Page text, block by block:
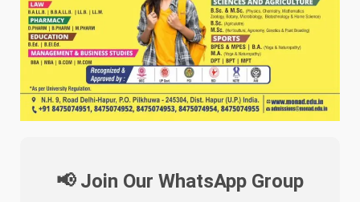
📢 Join Our WhatsApp Group